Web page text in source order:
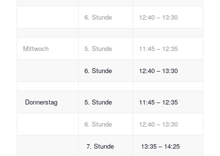
6. Stunde 12:40 – 13:30
Mittwoch 5. Stunde 11:45 – 12:35
6. Stunde 12:40 – 13:30
Donnerstag 5. Stunde 11:45 – 12:35
6. Stunde 12:40 – 13:30
7. Stunde 13:35 – 14:25